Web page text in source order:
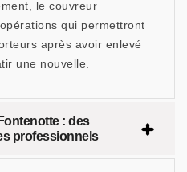
le couvreur
qui permettront
après avoir enlevé
une nouvelle.
: des
professionnels